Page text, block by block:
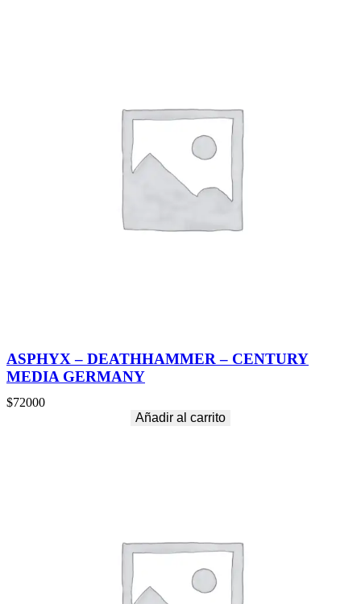
ASPHYX – DEATHHAMMER – CENTURY
MEDIA GERMANY
$72000
Añadir al carrito